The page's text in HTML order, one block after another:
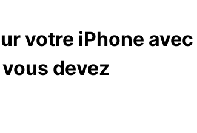
votre iPhone avec
devez